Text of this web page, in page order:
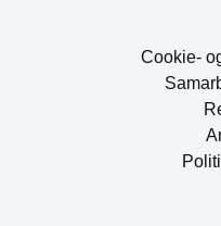
Cookie-